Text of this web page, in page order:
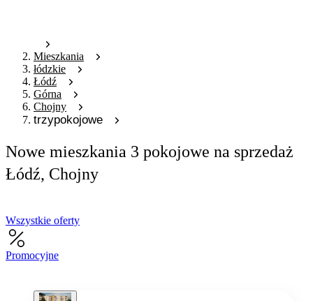
Mieszkania
łódzkie
Łódź
Górna
Chojny
trzypokojowe
Nowe mieszkania 3 pokojowe na sprzedaż
Łódź, Chojny
Wszystkie oferty
Promocyjne